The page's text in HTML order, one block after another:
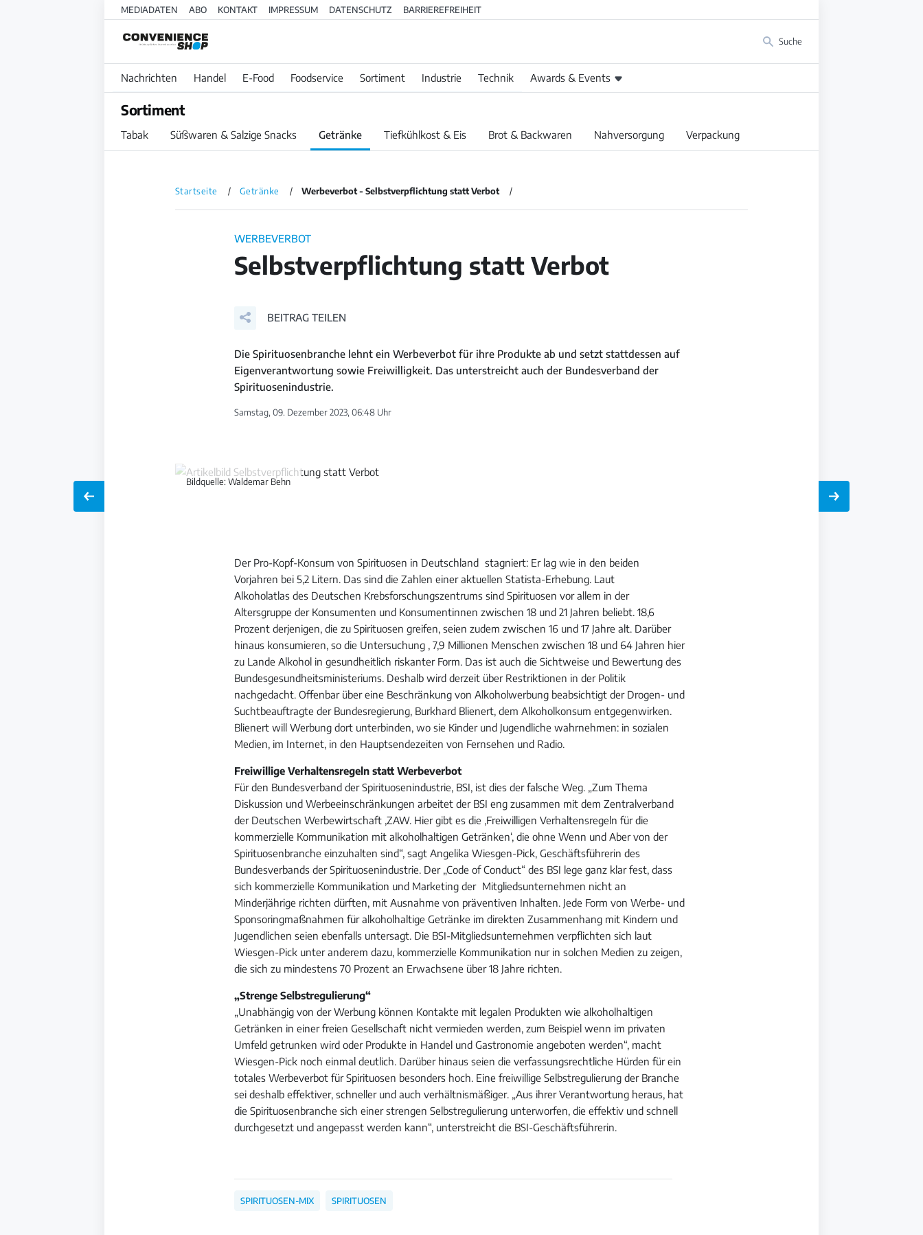
MEDIADATEN ABO KONTAKT IMPRESSUM DATENSCHUTZ BARRIEREFREIHEIT
Suche
Nachrichten Handel E-Food Foodservice Sortiment Industrie Technik Awards & Events
Sortiment
Tabak Süßwaren & Salzige Snacks Getränke Tiefkühlkost & Eis Brot & Backwaren Nahversorgung Verpackung
Startseite Getränke Werbeverbot - Selbstverpflichtung statt Verbot
WERBEVERBOT
Selbstverpflichtung statt Verbot
BEITRAG TEILEN
Die Spirituosenbranche lehnt ein Werbeverbot für ihre Produkte ab und setzt stattdessen auf
Eigenverantwortung sowie Freiwilligkeit. Das unterstreicht auch der Bundesverband der
Spirituosenindustrie.
Samstag, 09. Dezember 2023, 06:48 Uhr
Bildquelle: Waldemar Behn
Der Pro-Kopf-Konsum von Spirituosen in Deutschland stagniert: Er lag wie in den beiden
Vorjahren bei 5,2 Litern. Das sind die Zahlen einer aktuellen Statista-Erhebung. Laut
Alkoholatlas des Deutschen Krebsforschungszentrums sind Spirituosen vor allem in der
Altersgruppe der Konsumenten und Konsumentinnen zwischen 18 und 21 Jahren beliebt. 18,6
Prozent derjenigen, die zu Spirituosen greifen, seien zudem zwischen 16 und 17 Jahre alt. Darüber
hinaus konsumieren, so die Untersuchung , 7,9 Millionen Menschen zwischen 18 und 64 Jahren hier
zu Lande Alkohol in gesundheitlich riskanter Form. Das ist auch die Sichtweise und Bewertung des
Bundesgesundheitsministeriums. Deshalb wird derzeit über Restriktionen in der Politik
nachgedacht. Offenbar über eine Beschränkung von Alkoholwerbung beabsichtigt der Drogen- und
Suchtbeauftragte der Bundesregierung, Burkhard Blienert, dem Alkoholkonsum entgegenwirken.
Blienert will Werbung dort unterbinden, wo sie Kinder und Jugendliche wahrnehmen: in sozialen
Medien, im Internet, in den Hauptsendezeiten von Fernsehen und Radio.
Freiwillige Verhaltensregeln statt Werbeverbot
Für den Bundesverband der Spirituosenindustrie, BSI, ist dies der falsche Weg. „Zum Thema
Diskussion und Werbeeinschränkungen arbeitet der BSI eng zusammen mit dem Zentralverband
der Deutschen Werbewirtschaft ,ZAW. Hier gibt es die ,Freiwilligen Verhaltensregeln für die
kommerzielle Kommunikation mit alkoholhaltigen Getränken‘, die ohne Wenn und Aber von der
Spirituosenbranche einzuhalten sind“, sagt Angelika Wiesgen-Pick, Geschäftsführerin des
Bundesverbands der Spirituosenindustrie. Der „Code of Conduct“ des BSI lege ganz klar fest, dass
sich kommerzielle Kommunikation und Marketing der Mitgliedsunternehmen nicht an
Minderjährige richten dürften, mit Ausnahme von präventiven Inhalten. Jede Form von Werbe- und
Sponsoringmaßnahmen für alkoholhaltige Getränke im direkten Zusammenhang mit Kindern und
Jugendlichen seien ebenfalls untersagt. Die BSI-Mitgliedsunternehmen verpflichten sich laut
Wiesgen-Pick unter anderem dazu, kommerzielle Kommunikation nur in solchen Medien zu zeigen,
die sich zu mindestens 70 Prozent an Erwachsene über 18 Jahre richten.
„Strenge Selbstregulierung“
„Unabhängig von der Werbung können Kontakte mit legalen Produkten wie alkoholhaltigen
Getränken in einer freien Gesellschaft nicht vermieden werden, zum Beispiel wenn im privaten
Umfeld getrunken wird oder Produkte in Handel und Gastronomie angeboten werden“, macht
Wiesgen-Pick noch einmal deutlich. Darüber hinaus seien die verfassungsrechtliche Hürden für ein
totales Werbeverbot für Spirituosen besonders hoch. Eine freiwillige Selbstregulierung der Branche
sei deshalb effektiver, schneller und auch verhältnismäßiger. „Aus ihrer Verantwortung heraus, hat
die Spirituosenbranche sich einer strengen Selbstregulierung unterworfen, die effektiv und schnell
durchgesetzt und angepasst werden kann“, unterstreicht die BSI-Geschäftsführerin.
SPIRITUOSEN-MIX SPIRITUOSEN